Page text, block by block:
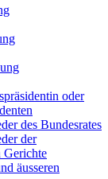
oder
des Bundesrates
der
Gerichte
äusseren